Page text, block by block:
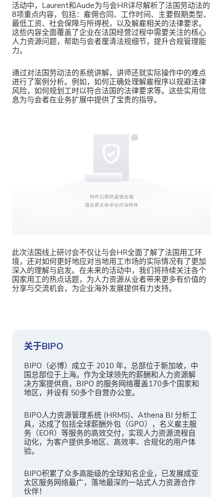
活动中， Laurent和Aude为与会HR详尽解析了法国劳动法的
8项重点内容，包括：雇佣合同、工作时间、主要假期类型、
最低工资、社会保障与所得税，以及解雇相关的法律要求。
这些内容全面覆盖了企业在法国经营过程中需要关注的核心
人力资源问题，帮助与会者厘清法规细节，提升合规管理能
力。
通过对法国劳动法的系统讲解，讲师还就实际操作中的难点
进行了案例分析。例如，如何正确处理解雇程序以规避法律
风险，如何规划工时以符合法国的法律要求等。这些实用信
息为与会者在业务扩展中提供了宝贵的指导。
此次法国线上研讨会不仅让与会HR全面了解了法国用工环
境， 还对如何更好地应对当地用工市场的实际情况有了更加
深入的理解与启发。 在未来的活动中，我们将持续关注各个
国家用工的热点话题，为人力资源从业者带来更多有价值的
分享与交流机会，为企业海外发展提供有力支持。
关于BIPO
BIPO（必博）成立于 2010 年，总部位于新加坡，中
国总部位于上海。作为全球领先的薪酬和人力资源解
决方案提供商，BIPO 的服务网络覆盖170多个国家和
地区，并设有 50多个自营办公室。
BIPO人力资源管理系统 (HRMS)、Athena BI 分析工
具，达成了包括全球薪酬外包（GPO），名义雇主服
务（EOR）等服务的高效交付，实现人力资源流程自
动化，为客户提供多地区、高效率、合规化的用户体
验。
BIPO积累了众多高能级的全球知名企业，已发展成亚
太区服务网络最广，落地最深的一站式人力资源合作
伙伴！